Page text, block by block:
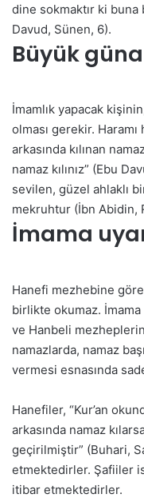
dine sokmaktır ki buna
Davud, Sünen, 6).
Büyük
İmamlık yapacak
olması gerekir.
arkasında kılınan
namaz kılınız” (Ebu
sevilen, güzel ahlaklı
mekruhtur (İbn Abidin,
İmama
Hanefi mezhebine
birlikte okumaz.
ve Hanbeli
namazlarda, namaz
vermesi esnasında
Hanefiler, “Kur’an
arkasında namaz
geçirilmiştir” (Buhari,
etmektedirler. Şafiiler
itibar etmektedirler.